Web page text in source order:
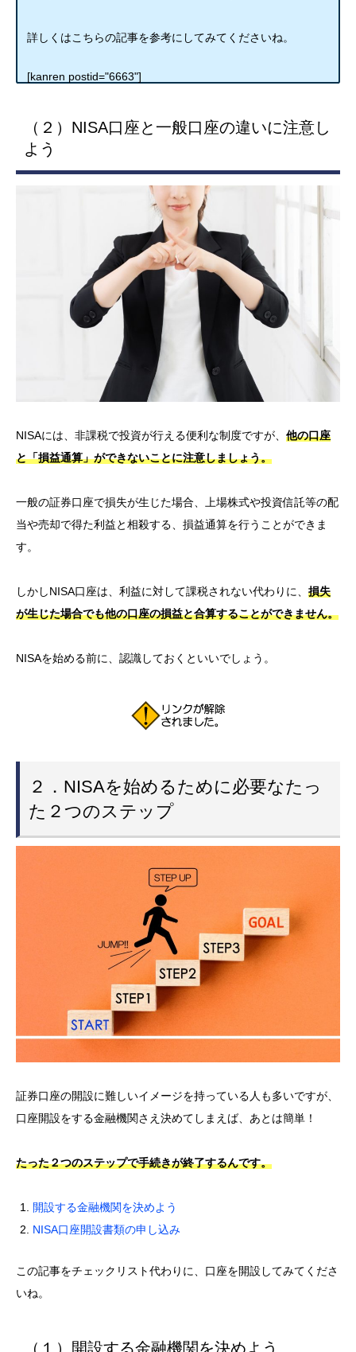
詳しくはこちらの記事を参考にしてみてくださいね。
[kanren postid="6663"]
（２）NISA口座と一般口座の違いに注意し
よう
NISAには、非課税で投資が行える便利な制度ですが、 他の口座
と「損益通算」ができないことに注意しましょう。
一般の証券口座で損失が生じた場合、上場株式や投資信託等の配
当や売却で得た利益と相殺する、損益通算を行うことができま
す。
しかしNISA口座は、利益に対して課税されない代わりに、 損失
が生じた場合でも他の口座の損益と合算することができません。
NISAを始める前に、認識しておくといいでしょう。
２．NISAを始めるために必要なたっ
た２つのステップ
証券口座の開設に難しいイメージを持っている人も多いですが、
口座開設をする金融機関さえ決めてしまえば、あとは簡単！
たった２つのステップで手続きが終了するんです。
開設する金融機関を決めよう
NISA口座開設書類の申し込み
この記事をチェックリスト代わりに、口座を開設してみてくださ
いね。
（１）開設する金融機関を決めよう